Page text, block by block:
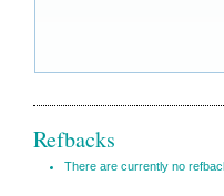
Refbacks
There are currently no